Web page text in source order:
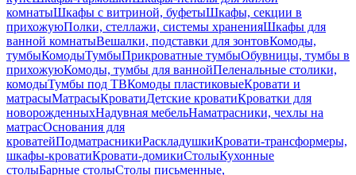
комнатыШкафы с витриной, буфетыШкафы, секции в
прихожуюПолки, стеллажи, системы храненияШкафы для
ванной комнатыВешалки, подставки для зонтовКомоды,
тумбыКомодыТумбыПрикроватные тумбыОбувницы, тумбы в
прихожуюКомоды, тумбы для ваннойПеленальные столики,
комодыТумбы под ТВКомоды пластиковыеКровати и
матрасыМатрасыКроватиДетские кроватиКроватки для
новорожденныхНадувная мебельНаматрасники, чехлы на
матрасОснования для
кроватейПодматрасникиРаскладушкиКровати-трансформеры,
шкафы-кроватиКровати-домикиСтолыКухонные
столыБарные столыСтолы письменные,